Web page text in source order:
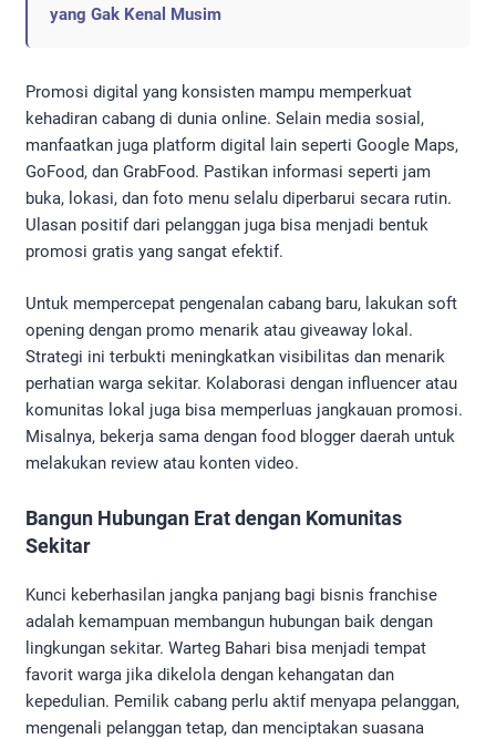
yang Gak Kenal Musim
Promosi digital yang konsisten mampu memperkuat
kehadiran cabang di dunia online. Selain media sosial,
manfaatkan juga platform digital lain seperti Google Maps,
GoFood, dan GrabFood. Pastikan informasi seperti jam
buka, lokasi, dan foto menu selalu diperbarui secara rutin.
Ulasan positif dari pelanggan juga bisa menjadi bentuk
promosi gratis yang sangat efektif.
Untuk mempercepat pengenalan cabang baru, lakukan soft
opening dengan promo menarik atau giveaway lokal.
Strategi ini terbukti meningkatkan visibilitas dan menarik
perhatian warga sekitar. Kolaborasi dengan influencer atau
komunitas lokal juga bisa memperluas jangkauan promosi.
Misalnya, bekerja sama dengan food blogger daerah untuk
melakukan review atau konten video.
Bangun Hubungan Erat dengan Komunitas
Sekitar
Kunci keberhasilan jangka panjang bagi bisnis franchise
adalah kemampuan membangun hubungan baik dengan
lingkungan sekitar. Warteg Bahari bisa menjadi tempat
favorit warga jika dikelola dengan kehangatan dan
kepedulian. Pemilik cabang perlu aktif menyapa pelanggan,
mengenali pelanggan tetap, dan menciptakan suasana